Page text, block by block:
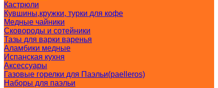
Кастрюли
Кувшины,кружки, турки для кофе
Медные чайники
Сковороды и сотейники
Тазы для варки варенья
Аламбики медные
Испанская кухня
Аксессуары
Газовые горелки для Паэльи(paelleros)
Наборы для паэльи